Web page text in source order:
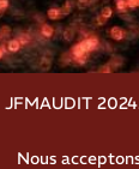
Nous